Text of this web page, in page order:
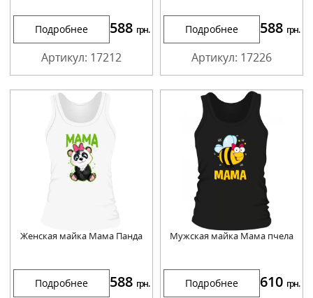
Подробнее 588 грн.
Артикул: 17212
Подробнее 588 грн.
Артикул: 17226
Женская майка Мама Панда
Подробнее 588 грн.
Мужская майка Мама пчела
Подробнее 610 грн.